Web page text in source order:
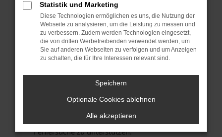
Betriebssystem auf dem neuesten Stand
sind.
Veraltete Software birgt nicht nur ein
Sicherheitsrisiko, sondern kann auch dazu
führen, dass bestimmte Funktionen nicht mehr
unterstützt werden.
Wende dich an den Webseitenbetreiber.
Wenn du alle oben genannten Schritte versucht
hast, kontaktiere uns bitte. Wir werden
uns diesen Text schicken, um uns bei der
Fehlersuche zu unterstützen:
Statistik und Marketing
Diese Technologien ermöglichen es uns, die Nutzung der
Webseite zu analysieren, um die Leistung zu messen und
zu verbessern. Zudem werden Technologien eingesetzt,
die von dritten Werbetreibenden verwendet werden, um
Sie auf anderen Webseiten zu verfolgen und um Anzeigen
zu schalten, die für Ihre Interessen relevant sind.
Speichern
Optionale Cookies ablehnen
Alle akzeptieren